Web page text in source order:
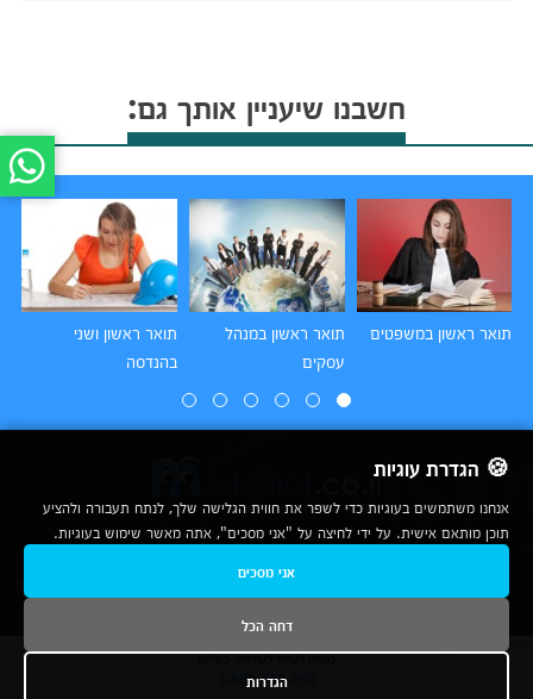
חשבנו שיעניין אותך גם:
תואר ראשון במשפטים
תואר ראשון במנהל
עסקים
תואר ראשון ושני
בהנדסה
© כל הזכויות שמורות לחברת נרד אונליין בע"מ | מכללות|
נשמח לעמוד לשירותך בטלפון
1-800-780-760
🍪 הגדרת עוגיות
אנחנו משתמשים בעוגיות כדי לשפר את חווית הגלישה שלך, לנתח תעבורה ולהציע
תוכן מותאם אישית. על ידי לחיצה על "אני מסכים", אתה מאשר שימוש בעוגיות.
אני מסכים
דחה הכל
הגדרות